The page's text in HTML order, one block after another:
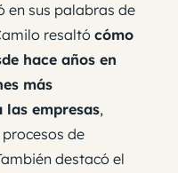
en sus palabras de
resaltó cómo
hace años en
más
las empresas,
de
destacó el